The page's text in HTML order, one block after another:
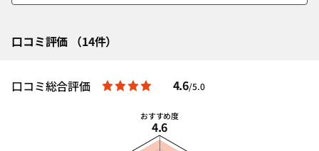
口コミ評価 （14件）
口コミ総合評価 4.6/5.0
おすすめ度
4.6